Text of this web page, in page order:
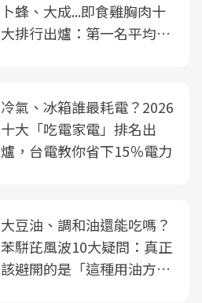
卜蜂、大成...即食雞胸肉十
大排行出爐：第一名平均一
冷氣、冰箱誰最耗電？2026
十大「吃電家電」排名出
爐，台電教你省下15％電力
大豆油、調和油還能吃嗎？
苯駢芘風波10大疑問：真正
該避開的是「這種用油方